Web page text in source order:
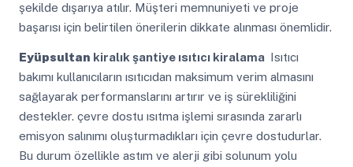
şekilde dışarıya atılır. Müşteri memnuniyeti ve proje
başarısı için belirtilen önerilerin dikkate alınması önemlidir.
Eyüpsultan kiralık şantiye ısıtıcı kiralama Isıtıcı
bakımı kullanıcıların ısıtıcıdan maksimum verim almasını
sağlayarak performanslarını artırır ve iş sürekliliğini
destekler. çevre dostu ısıtma işlemi sırasında zararlı
emisyon salınımı oluşturmadıkları için çevre dostudurlar.
Bu durum özellikle astım ve alerji gibi solunum yolu